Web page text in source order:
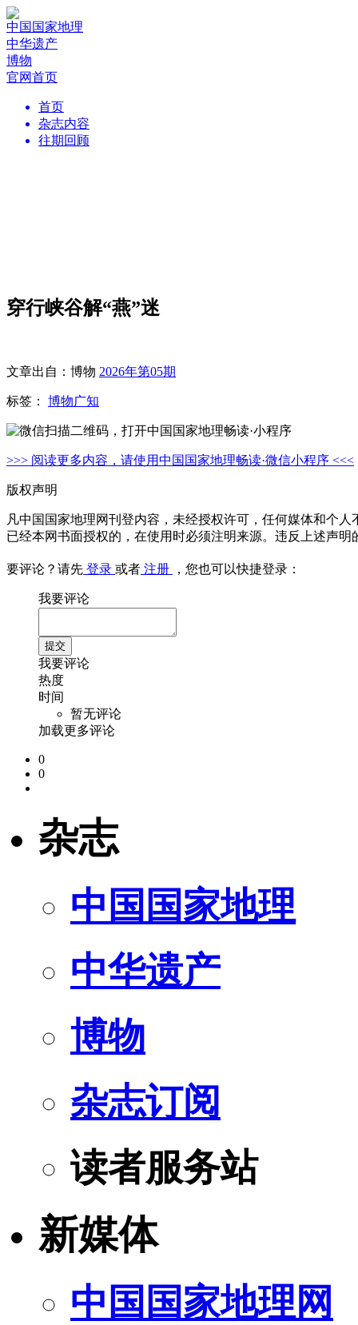
中国国家地理
中华遗产
博物
官网首页
首页
杂志内容
往期回顾
穿行峡谷解“燕”迷
文章出自：博物 2026年第05期
标签： 博物广知
>>> 阅读更多内容，请使用中国国家地理畅读·微信小程序 <<<
版权声明
凡中国国家地理网刊登内容，未经授权许可，任何媒体和个
已经本网书面授权的，在使用时必须注明来源。违反上述声
要评论？请先 登录 或者 注册 ，您也可以快捷登录：
我要评论
我要评论
热度
时间
暂无评论
加载更多评论
0
0
杂志
中国国家地理
中华遗产
博物
杂志订阅
读者服务站
新媒体
中国国家地理网